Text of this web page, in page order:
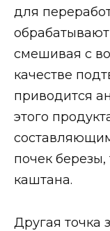
для
смешивая с
качестве
приводится
этого
почек березы,
каштана.
Другая точка